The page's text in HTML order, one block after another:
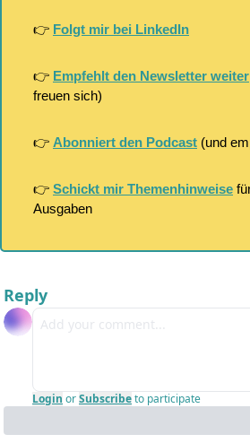
👉 Folgt mir bei LinkedIn
👉 Empfehlt den Newsletter weiter
freuen sich)
👉 Abonniert den Podcast (und
👉 Schickt mir Themenhinweise
Ausgaben
Reply
Login orSubscribeto participate